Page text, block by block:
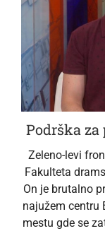
Podrška za
Zeleno-levi
Fakulteta
On je brutalno
najužem centru
mestu gde se